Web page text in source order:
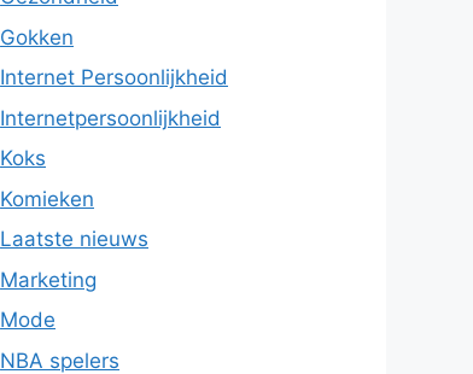
Gokken
Internet Persoonlijkheid
Internetpersoonlijkheid
Koks
Komieken
Laatste nieuws
Marketing
Mode
NBA spelers